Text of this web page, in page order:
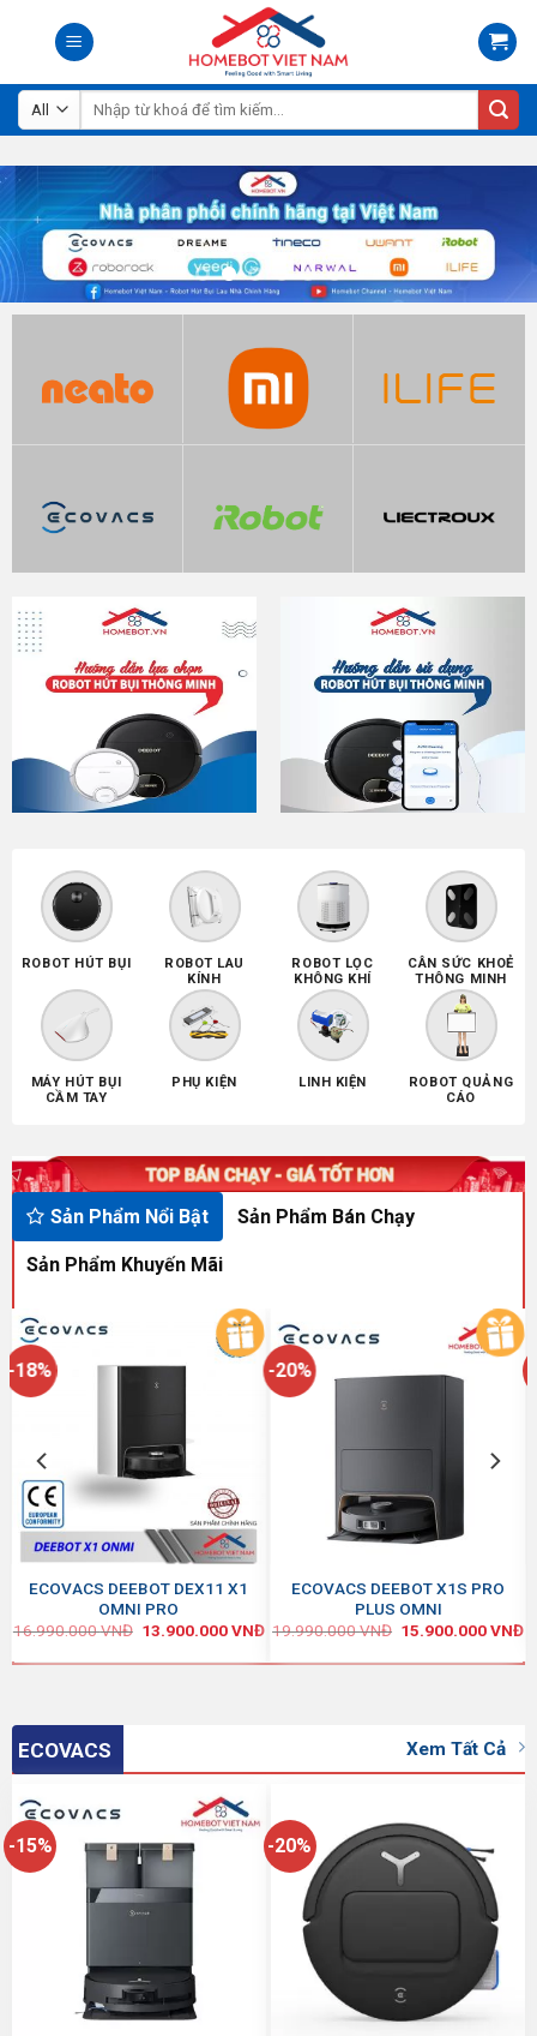
Tìm
ROBOT HÚT BỤI
ROBOT LAU
KÍNH
ROBOT LỌC
KHÔNG KHÍ
CÂN SỨC KHOẺ
THÔNG MINH
MÁY HÚT BỤI
CẦM TAY
PHỤ KIỆN LINH KIỆN
ROBOT QUẢNG
CÁO
Sản Phẩm Nổi Bật Sản Phẩm Bán Chạy
Sản Phẩm Khuyến Mãi
-18%
ECOVACS DEEBOT DEX11 X1
OMNI PRO
16.990.000VNĐ 13.900.000VNĐ
-20%
ECOVACS DEEBOT X1S PRO
PLUS OMNI
19.990.000VNĐ 15.900.000VNĐ
ECOVACS Xem Tất Cả
-15% -20%